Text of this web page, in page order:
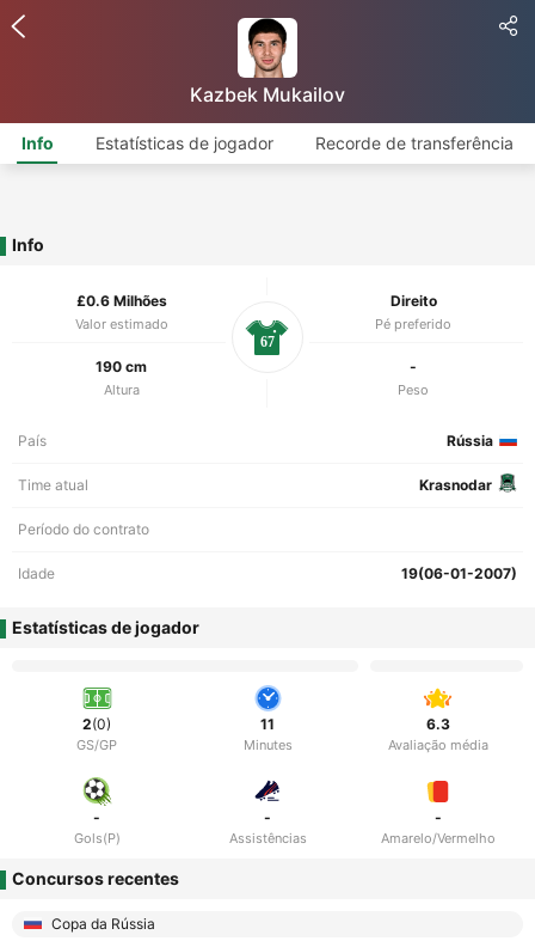
Kazbek Mukailov
Info Estatísticas de jogador Recorde de transferência
Info
£0.6 Milhões
Valor estimado
Direito
Pé preferido
190 cm
Altura
-
Peso
67
País Rússia
Time atual Krasnodar
Período do contrato
Idade 19(06-01-2007)
Estatísticas de jogador
2(0)
GS/GP
11
Minutes
6.3
Avaliação média
-
Gols(P)
-
Assistências
-
Amarelo/Vermelho
Concursos recentes
Copa da Rússia